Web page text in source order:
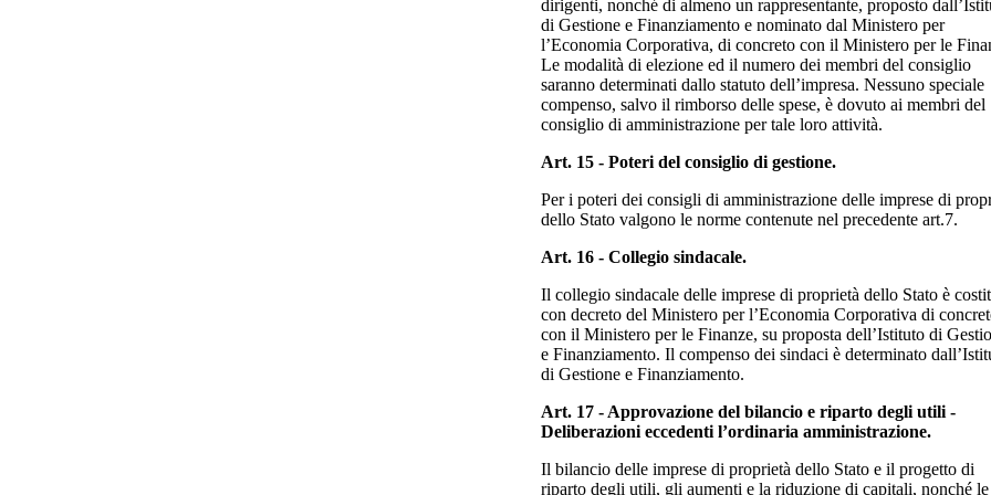
dirigenti, nonché di almeno un rappresentante, proposto
di Gestione e Finanziamento e nominato dal Ministero per
l’Economia Corporativa, di concreto con il Ministero per le
Le modalità di elezione ed il numero dei membri del consiglio
saranno determinati dallo statuto dell’impresa. Nessuno speciale
compenso, salvo il rimborso delle spese, è dovuto ai membri del
consiglio di amministrazione per tale loro attività.
Art. 15 - Poteri del consiglio di gestione.
Per i poteri dei consigli di amministrazione delle imprese di
dello Stato valgono le norme contenute nel precedente art.7.
Art. 16 - Collegio sindacale.
Il collegio sindacale delle imprese di proprietà dello Stato è
con decreto del Ministero per l’Economia Corporativa di
con il Ministero per le Finanze, su proposta dell’Istituto di
e Finanziamento. Il compenso dei sindaci è determinato
di Gestione e Finanziamento.
Art. 17 - Approvazione del bilancio e riparto degli utili -
Deliberazioni eccedenti l’ordinaria amministrazione.
Il bilancio delle imprese di proprietà dello Stato e il progetto di
riparto degli utili, gli aumenti e la riduzione di capitali, nonché le